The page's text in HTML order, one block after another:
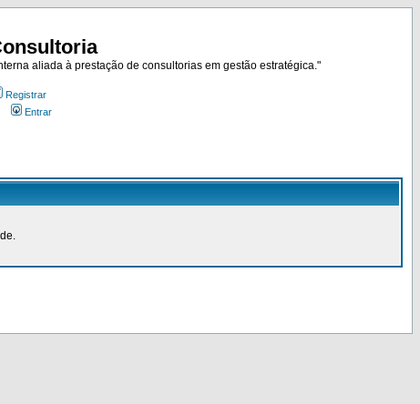
aliada à prestação de consultorias em gestão estratégica."
Registrar
Entrar